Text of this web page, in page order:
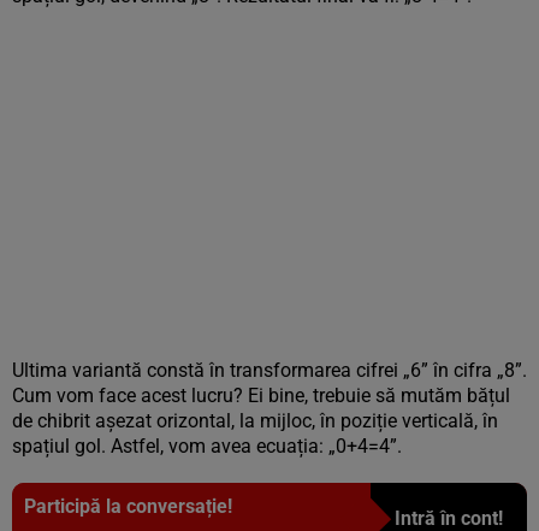
Ultima variantă constă în transformarea cifrei „6” în cifra „8”.
Cum vom face acest lucru? Ei bine, trebuie să mutăm bățul
de chibrit așezat orizontal, la mijloc, în poziție verticală, în
spațiul gol. Astfel, vom avea ecuația: „0+4=4”.
Participă la conversație!
Intră în cont!